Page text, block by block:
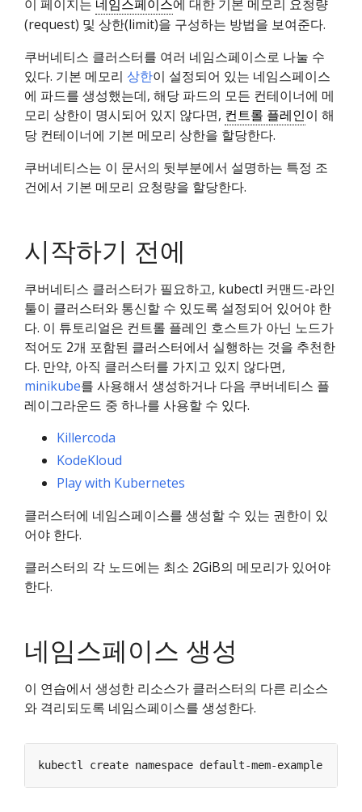
이 페이지는 네임스페이스에 대한 기본 메모리 요청량
(request) 및 상한(limit)을 구성하는 방법을 보여준다.
쿠버네티스 클러스터를 여러 네임스페이스로 나눌 수
있다. 기본 메모리 상한이 설정되어 있는 네임스페이스
에 파드를 생성했는데, 해당 파드의 모든 컨테이너에 메
모리 상한이 명시되어 있지 않다면, 컨트롤 플레인이 해
당 컨테이너에 기본 메모리 상한을 할당한다.
쿠버네티스는 이 문서의 뒷부분에서 설명하는 특정 조
건에서 기본 메모리 요청량을 할당한다.
시작하기 전에
쿠버네티스 클러스터가 필요하고, kubectl 커맨드-라인
툴이 클러스터와 통신할 수 있도록 설정되어 있어야 한
다. 이 튜토리얼은 컨트롤 플레인 호스트가 아닌 노드가
적어도 2개 포함된 클러스터에서 실행하는 것을 추천한
다. 만약, 아직 클러스터를 가지고 있지 않다면,
minikube를 사용해서 생성하거나 다음 쿠버네티스 플
레이그라운드 중 하나를 사용할 수 있다.
Killercoda
KodeKloud
Play with Kubernetes
클러스터에 네임스페이스를 생성할 수 있는 권한이 있
어야 한다.
클러스터의 각 노드에는 최소 2GiB의 메모리가 있어야
한다.
네임스페이스 생성
이 연습에서 생성한 리소스가 클러스터의 다른 리소스
와 격리되도록 네임스페이스를 생성한다.